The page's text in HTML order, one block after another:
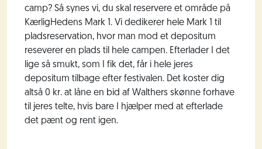
camp? Så synes vi, du skal reservere et område på
KærligHedens Mark 1. Vi dedikerer hele Mark 1 til
pladsreservation, hvor man mod et depositum
reseverer en plads til hele campen. Efterlader I det
lige så smukt, som I fik det, får i hele jeres
depositum tilbage efter festivalen. Det koster dig
altså 0 kr. at låne en bid af Walthers skønne forhave
til jeres telte, hvis bare I hjælper med at efterlade
det pænt og rent igen.